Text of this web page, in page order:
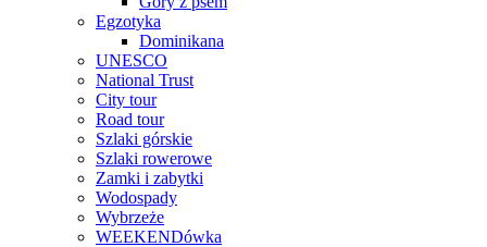
Egzotyka
Dominikana
UNESCO
National Trust
City tour
Road tour
Szlaki górskie
Szlaki rowerowe
Zamki i zabytki
Wodospady
Wybrzeże
WEEKENDówka